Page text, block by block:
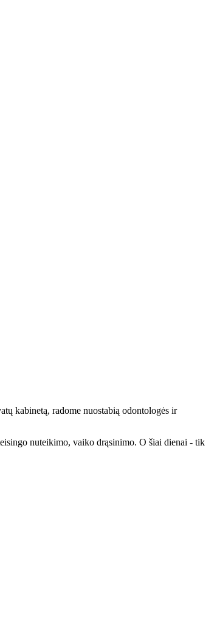
kabinetą, radome nuostabią odontologės ir
nuteikimo, vaiko drąsinimo. O šiai dienai - tik